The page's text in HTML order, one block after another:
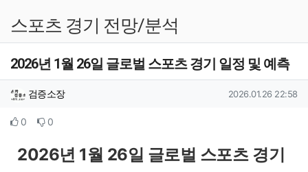
스포츠 경기 전망/분석
2026년 1월 26일 글로벌 스포츠 경기 일정 및 예측
작성자 정보
검증소장작성 작성일
2026.01.26 22:58
컨텐츠 정보
0추천 0비추천
본문2026년 1월 26일 글로벌 스포츠 경기